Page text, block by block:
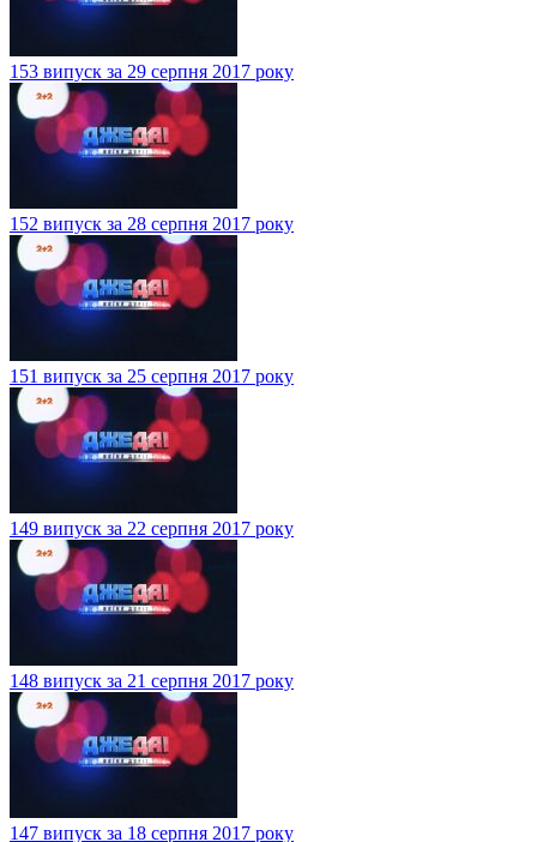
153 випуск за 29 серпня 2017 року
152 випуск за 28 серпня 2017 року
151 випуск за 25 серпня 2017 року
149 випуск за 22 серпня 2017 року
148 випуск за 21 серпня 2017 року
147 випуск за 18 серпня 2017 року